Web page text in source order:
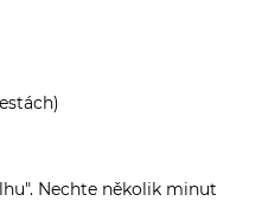
Nechte několik minut